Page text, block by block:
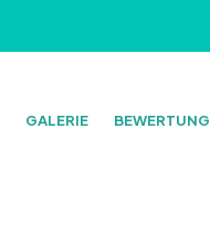
GALERIE BEWERTUNG